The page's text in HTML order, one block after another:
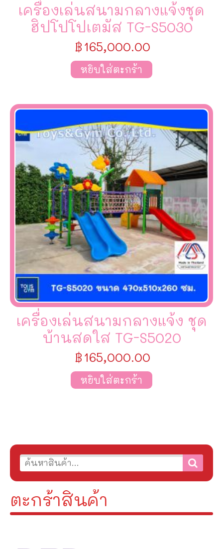
ตะกร้าสินค้า
เครื่องเล่นสนามกลางแจ้งชุด
ฮิปโปโปเตมัส TG-S5030
฿165,000.00
หยิบใส่ตะกร้า
เครื่องเล่นสนามกลางแจ้ง ชุด
บ้านสดใส TG-S5020
฿165,000.00
หยิบใส่ตะกร้า